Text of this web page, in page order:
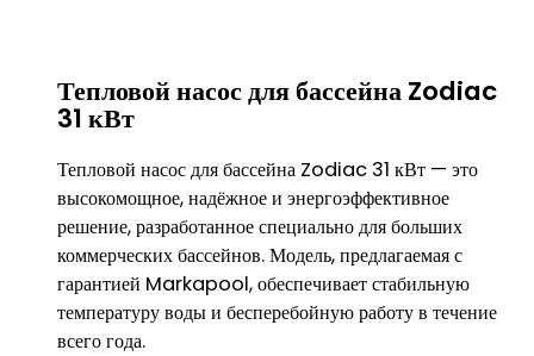
Тепловой насос для бассейна Zodiac
31 кВт
Тепловой насос для бассейна Zodiac 31 кВт — это
высокомощное, надёжное и энергоэффективное
решение, разработанное специально для больших
коммерческих бассейнов. Модель, предлагаемая с
гарантией Markapool, обеспечивает стабильную
температуру воды и бесперебойную работу в течение
всего года.